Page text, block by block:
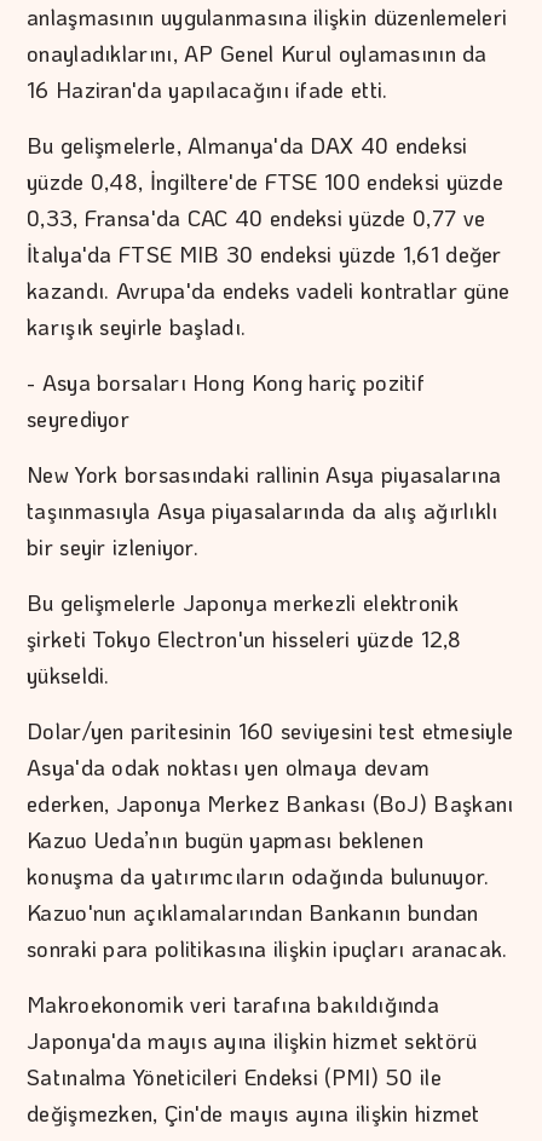
anlaşmasının uygulanmasına ilişkin düzenlemeleri
onayladıklarını, AP Genel Kurul oylamasının da
16 Haziran'da yapılacağını ifade etti.
Bu gelişmelerle, Almanya'da DAX 40 endeksi
yüzde 0,48, İngiltere'de FTSE 100 endeksi yüzde
0,33, Fransa'da CAC 40 endeksi yüzde 0,77 ve
İtalya'da FTSE MIB 30 endeksi yüzde 1,61 değer
kazandı. Avrupa'da endeks vadeli kontratlar güne
karışık seyirle başladı.
- Asya borsaları Hong Kong hariç pozitif
seyrediyor
New York borsasındaki rallinin Asya piyasalarına
taşınmasıyla Asya piyasalarında da alış ağırlıklı
bir seyir izleniyor.
Bu gelişmelerle Japonya merkezli elektronik
şirketi Tokyo Electron'un hisseleri yüzde 12,8
yükseldi.
Dolar/yen paritesinin 160 seviyesini test etmesiyle
Asya'da odak noktası yen olmaya devam
ederken, Japonya Merkez Bankası (BoJ) Başkanı
Kazuo Ueda’nın bugün yapması beklenen
konuşma da yatırımcıların odağında bulunuyor.
Kazuo'nun açıklamalarından Bankanın bundan
sonraki para politikasına ilişkin ipuçları aranacak.
Makroekonomik veri tarafına bakıldığında
Japonya'da mayıs ayına ilişkin hizmet sektörü
Satınalma Yöneticileri Endeksi (PMI) 50 ile
değişmezken, Çin'de mayıs ayına ilişkin hizmet